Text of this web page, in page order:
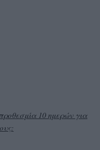
10 ημερών για